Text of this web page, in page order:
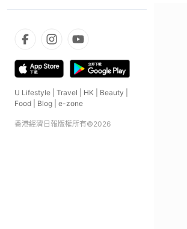
U Lifestyle Travel HK Beauty
Food
Blog e-zone
香港經濟日報版權所有©2026